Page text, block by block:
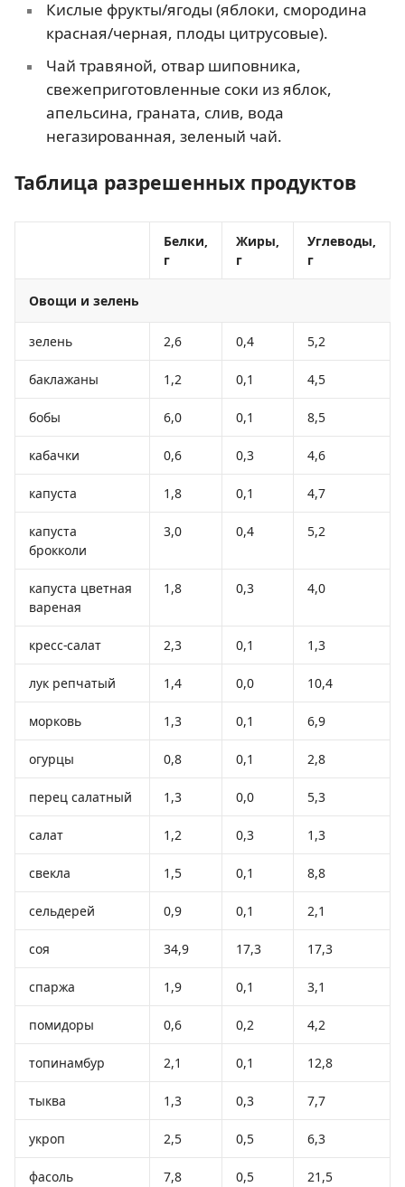
Кислые фрукты/ягоды (яблоки, смородина
красная/черная, плоды цитрусовые).
Чай травяной, отвар шиповника,
свежеприготовленные соки из яблок,
апельсина, граната, слив, вода
негазированная, зеленый чай.
Таблица разрешенных продуктов
Белки,
г
Жиры,
г
Углеводы,
г
Овощи и зелень
зелень 2,6 0,4 5,2
баклажаны 1,2 0,1 4,5
бобы 6,0 0,1 8,5
кабачки 0,6 0,3 4,6
капуста 1,8 0,1 4,7
капуста
брокколи
3,0 0,4 5,2
капуста цветная
вареная
1,8 0,3 4,0
кресс-салат 2,3 0,1 1,3
лук репчатый 1,4 0,0 10,4
морковь 1,3 0,1 6,9
огурцы 0,8 0,1 2,8
перец салатный 1,3 0,0 5,3
салат 1,2 0,3 1,3
свекла 1,5 0,1 8,8
сельдерей 0,9 0,1 2,1
соя 34,9 17,3 17,3
спаржа 1,9 0,1 3,1
помидоры 0,6 0,2 4,2
топинамбур 2,1 0,1 12,8
тыква 1,3 0,3 7,7
укроп 2,5 0,5 6,3
фасоль 7,8 0,5 21,5